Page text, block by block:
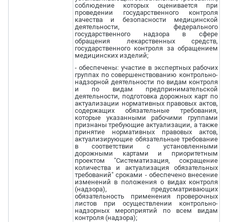
соблюдение которых оценивается при
проведении государственного контроля
качества и безопасности медицинской
деятельности, федерального
государственного надзора в сфере
обращения лекарственных средств,
государственного контроля за обращением
медицинских изделий;
- обеспечены: участие в экспертных рабочих
группах по совершенствованию контрольно-
надзорной деятельности по видам контроля
и по видам предпринимательской
деятельности, подготовка дорожных карт по
актуализации нормативных правовых актов,
содержащих обязательные требования,
которые указанными рабочими группами
признаны требующие актуализации, а также
принятие нормативных правовых актов,
актуализирующие обязательные требование
в соответствии с установленными
дорожными картами и приоритетным
проектом "Систематизация, сокращение
количества и актуализация обязательных
требований" сроками - обеспечено внесение
изменений в положения о видах контроля
(надзора), предусматривающих
обязательность применения проверочных
листов при осуществлении контрольно-
надзорных мероприятий по всем видам
контроля (надзора);